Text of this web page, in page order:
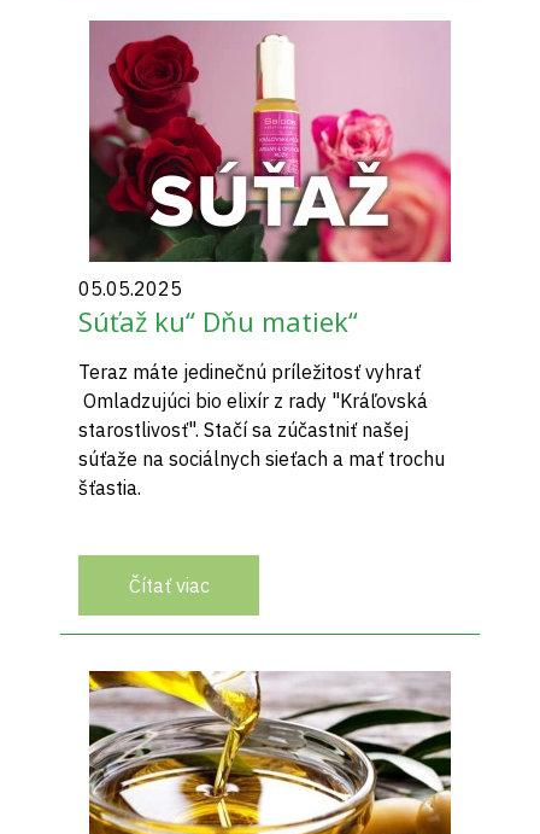
05.05.2025
Súťaž ku“ Dňu matiek“
Teraz máte jedinečnú príležitosť vyhrať
Omladzujúci bio elixír z rady "Kráľovská
starostlivosť". Stačí sa zúčastniť našej
súťaže na sociálnych sieťach a mať trochu
šťastia.
Čítať viac